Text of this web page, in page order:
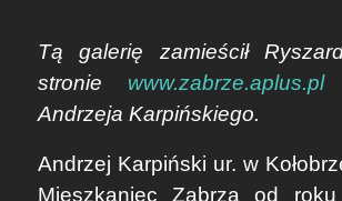
Tą galerię zamieścił
stronie www.zabrze.aplus.pl
Andrzeja Karpińskiego.
Andrzej Karpiński ur. w
Mieszkaniec Zabrza od